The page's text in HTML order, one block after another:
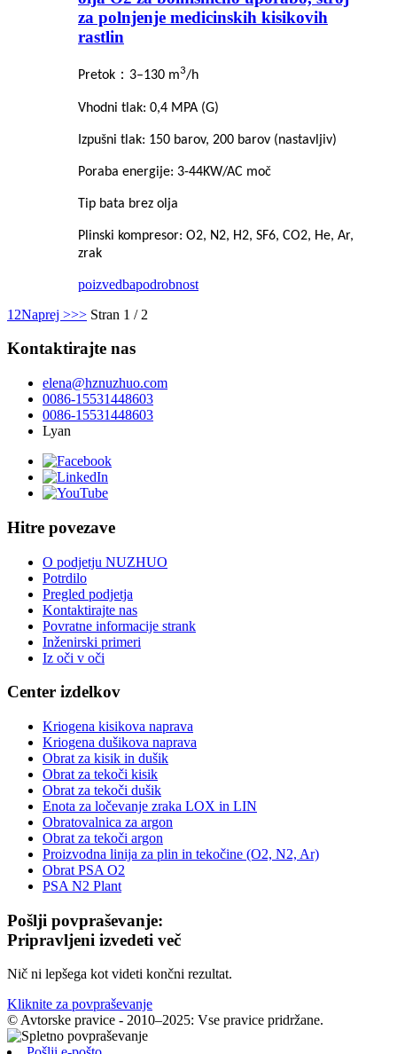
za polnjenje medicinskih kisikovih
rastlin
Pretok ： 3–130 m3/h
Vhodni tlak: 0,4 MPA (G)
Izpušni tlak: 150 barov, 200 barov (nastavljiv)
Poraba energije: 3-44KW/AC moč
Tip bata brez olja
Plinski kompresor: O2, N2, H2, SF6, CO2, He, Ar,
zrak
poizvedbapodrobnost
1 2Naprej >>> Stran 1 / 2
Kontaktirajte nas
elena@hznuzhuo.com
0086-15531448603
0086-15531448603
Lyan
Hitre povezave
O podjetju NUZHUO
Potrdilo
Pregled podjetja
Kontaktirajte nas
Povratne informacije strank
Inženirski primeri
Iz oči v oči
Center izdelkov
Kriogena kisikova naprava
Kriogena dušikova naprava
Obrat za kisik in dušik
Obrat za tekoči kisik
Obrat za tekoči dušik
Enota za ločevanje zraka LOX in LIN
Obratovalnica za argon
Obrat za tekoči argon
Proizvodna linija za plin in tekočine (O2, N2, Ar)
Obrat PSA O2
PSA N2 Plant
Pošlji povpraševanje:
Pripravljeni izvedeti več
Nič ni lepšega kot videti končni rezultat.
Kliknite za povpraševanje
© Avtorske pravice - 2010–2025: Vse pravice pridržane.